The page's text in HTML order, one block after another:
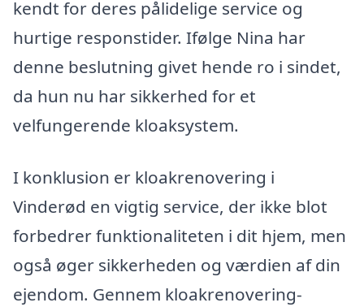
kendt for deres pålidelige service og
hurtige responstider. Ifølge Nina har
denne beslutning givet hende ro i sindet,
da hun nu har sikkerhed for et
velfungerende kloaksystem.
I konklusion er kloakrenovering i
Vinderød en vigtig service, der ikke blot
forbedrer funktionaliteten i dit hjem, men
også øger sikkerheden og værdien af din
ejendom. Gennem kloakrenovering-